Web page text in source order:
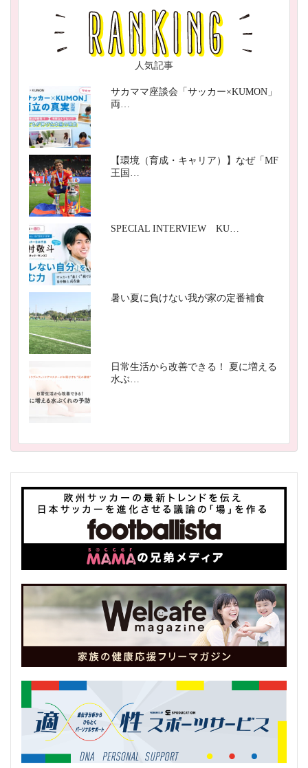
人気記事
サカママ座談会「サッカー×KUMON」
両…
【環境（育成・キャリア）】なぜ「MF
王国…
SPECIAL INTERVIEW KU…
暑い夏に負けない我が家の定番補食
日常生活から改善できる！ 夏に増える
水ぶ…